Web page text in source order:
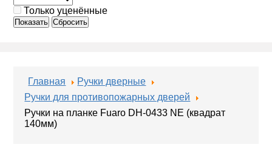
Только уценённые
Показать Сбросить
Главная
Ручки дверные
Ручки для противопожарных дверей
Ручки на планке Fuaro DH-0433 NE (квадрат
140мм)